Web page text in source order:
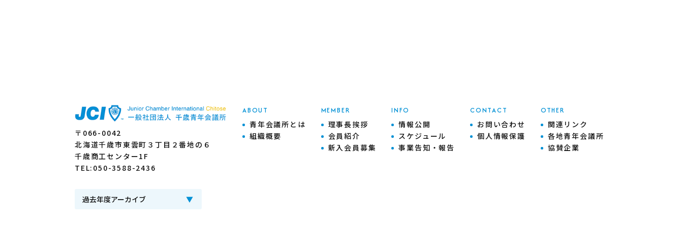
〒066-0042
北海道千歳市東雲町３丁目２番地の６
千歳商工センター1F
TEL:050-3588-2436
ABOUT
青年会議所とは
組織概要
MEMBER
理事長挨拶
会員紹介
新入会員募集
INFO
情報公開
スケジュール
事業告知・報告
CONTACT
お問い合わせ
個人情報保護
OTHER
関連リンク
各地青年会議所
協賛企業